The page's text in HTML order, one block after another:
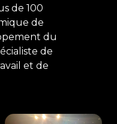
de 100
de
du
de
et de